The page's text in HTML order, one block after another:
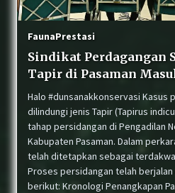
FaunaPrestasi
Sindikat Perdagangan
Tapir di Pasaman
Halo #dunsanakkonservasi Kasus
dilindungi jenis Tapir (Tapirus
tahap persidangan di Pengadilan
Kabupaten Pasaman. Dalam
telah ditetapkan sebagai terdakwa,
Proses persidangan telah
berikut: Kronologi Penangkapan